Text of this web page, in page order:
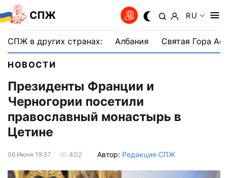
СПЖ RU
СПЖ в других странах: Албания Святая Гора
НОВОСТИ
Президенты Франции и
Черногории посетили
православный монастырь в
Цетине
06 Июня 19:37 402 Автор: Редакция СПЖ